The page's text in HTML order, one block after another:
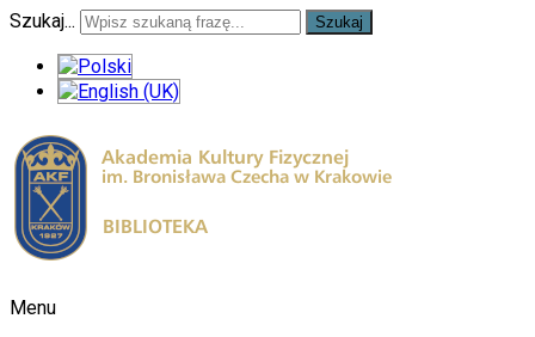
Szukaj... Szukaj
Menu